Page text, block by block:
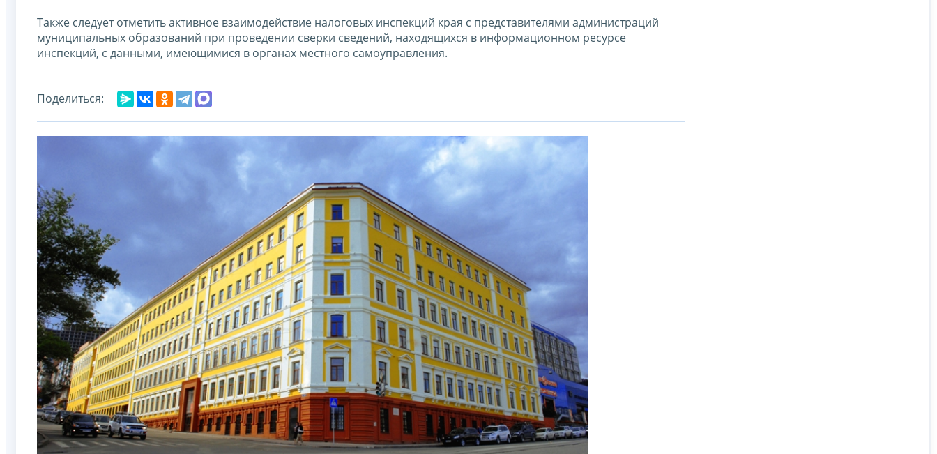
Также следует отметить активное взаимодействие налоговых инспекций края с представителями администраций
муниципальных образований при проведении сверки сведений, находящихся в информационном ресурсе
инспекций, с данными, имеющимися в органах местного самоуправления.
Поделиться: